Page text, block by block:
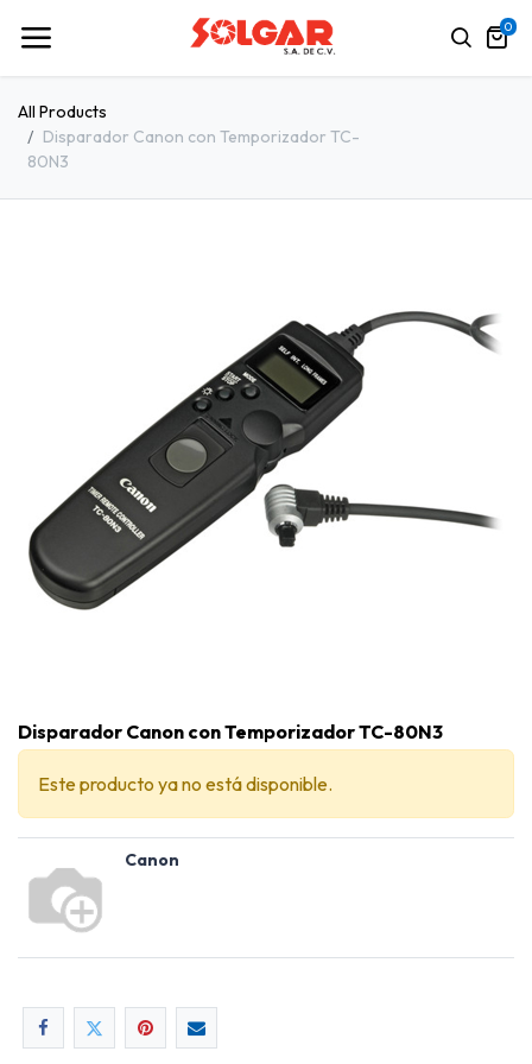
0
All Products
Disparador Canon con Temporizador TC-
80N3
Disparador Canon con Temporizador TC-80N3
Este producto ya no está disponible.
Canon